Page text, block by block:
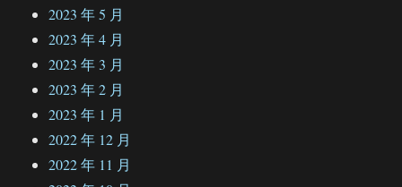
2023 年 5 月
2023 年 4 月
2023 年 3 月
2023 年 2 月
2023 年 1 月
2022 年 12 月
2022 年 11 月